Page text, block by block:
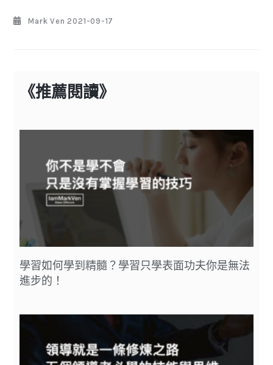
Mark Ven 2021-09-17
《推薦閱讀》
學習如何學到精髓？學習只學表面功夫你是無法
進步的！